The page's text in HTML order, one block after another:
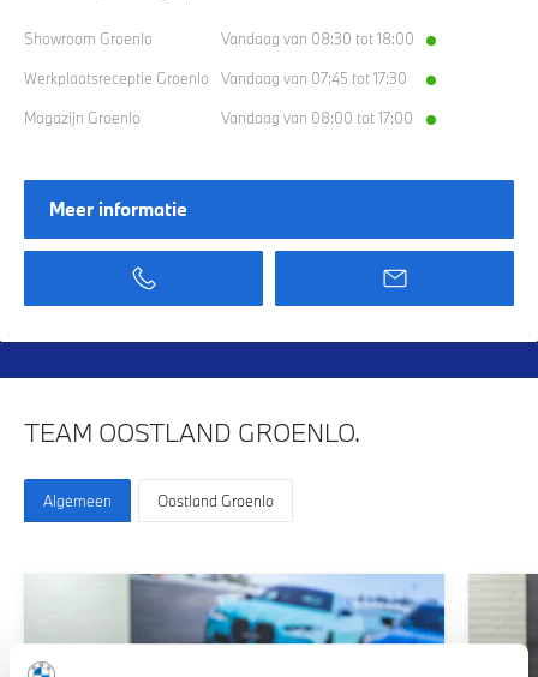
Showroom Groenlo Vandaag van 08:30 tot 18:00
Werkplaatsreceptie Groenlo Vandaag van 07:45 tot 17:30
Magazijn Groenlo Vandaag van 08:00 tot 17:00
Meer informatie
TEAM OOSTLAND GROENLO.
Algemeen Oostland Groenlo